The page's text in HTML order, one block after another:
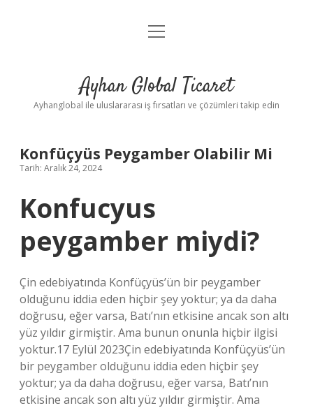
Anasayfa
Yasal Uyarı
menüyü
Ayhan Global Ticaret
Ayhanglobal ile uluslararası iş fırsatları ve çözümleri takip edin
Konfüçyüs Peygamber Olabilir Mi
Tarih: Aralık 24, 2024
Konfucyus
peygamber miydi?
Çin edebiyatında Konfüçyüs’ün bir peygamber
olduğunu iddia eden hiçbir şey yoktur; ya da daha
doğrusu, eğer varsa, Batı’nın etkisine ancak son altı
yüz yıldır girmiştir. Ama bunun onunla hiçbir ilgisi
yoktur.17 Eylül 2023Çin edebiyatında Konfüçyüs’ün
bir peygamber olduğunu iddia eden hiçbir şey
yoktur; ya da daha doğrusu, eğer varsa, Batı’nın
etkisine ancak son altı yüz yıldır girmiştir. Ama